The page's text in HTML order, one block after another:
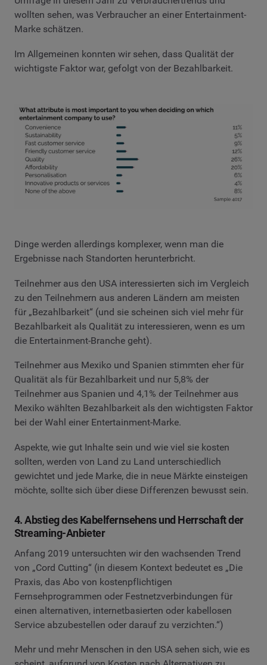
wollten sehen, was Verbraucher an einer Entertainment-
Marke schätzen.
wichtigste Faktor war, gefolgt von der Bezahlbarkeit.
Ergebnisse nach Standorten herunterbricht.
zu den Teilnehmern aus anderen Ländern am meisten
für „Bezahlbarkeit“ (und sie scheinen sich viel mehr für
Bezahlbarkeit als Qualität zu interessieren, wenn es um
die Entertainment-Branche geht).
Qualität als für Bezahlbarkeit und nur 5,8% der
Teilnehmer aus Spanien und 4,1% der Teilnehmer aus
Mexiko wählten Bezahlbarkeit als den wichtigsten Faktor
bei der Wahl einer Entertainment-Marke.
sollten, werden von Land zu Land unterschiedlich
gewichtet und jede Marke, die in neue Märkte einsteigen
möchte, sollte sich über diese Differenzen bewusst sein.
Streaming-Anbieter
Anfang 2019 untersuchten wir den wachsenden Trend
von „Cord Cutting“ (in diesem Kontext bedeutet es „Die
Praxis, das Abo von kostenpflichtigen
Fernsehprogrammen oder Festnetzverbindungen für
einen alternativen, internetbasierten oder kabellosen
Service abzubestellen oder darauf zu verzichten.“)
scheint, aufgrund von Kosten nach Alternativen zu